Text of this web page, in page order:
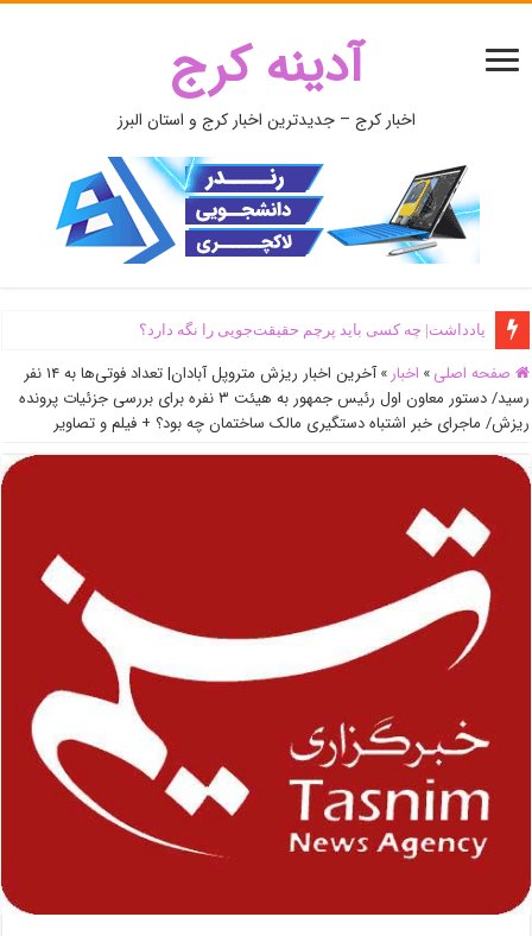
آدینه کرج
اخبار کرج – جدیدترین اخبار کرج و استان البرز
اَبَر‌ویلای شخص ذی‌نفوذ در حاشیه‌ رود کرج تخریب شد + جزئیات و فیلم
صفحه اصلی » اخبار »
آخرین اخبار ریزش متروپل آبادان|‌ تعداد فوتی‌ها به ۱۴ نفر
رسید/ دستور معاون اول رئیس جمهور به هیئت ۳ نفره برای بررسی جزئیات پرونده
ریزش/ ماجرای خبر اشتباه دستگیری مالک ساختمان چه بود؟ + فیلم و تصاویر